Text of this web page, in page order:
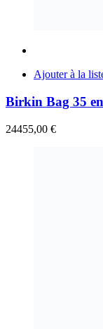
Ajouter à la
Birkin Bag 35
24455,00 €